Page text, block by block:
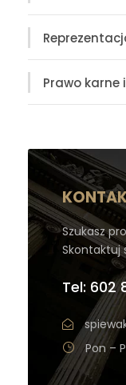
Prawo karne
Szukasz
Skontaktuj
Tel: 602
Pon –